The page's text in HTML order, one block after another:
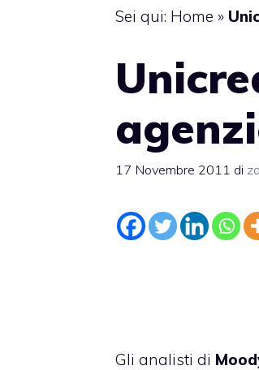
Sei qui: Home »
17 Novembre 2011 di
Gli analisti di